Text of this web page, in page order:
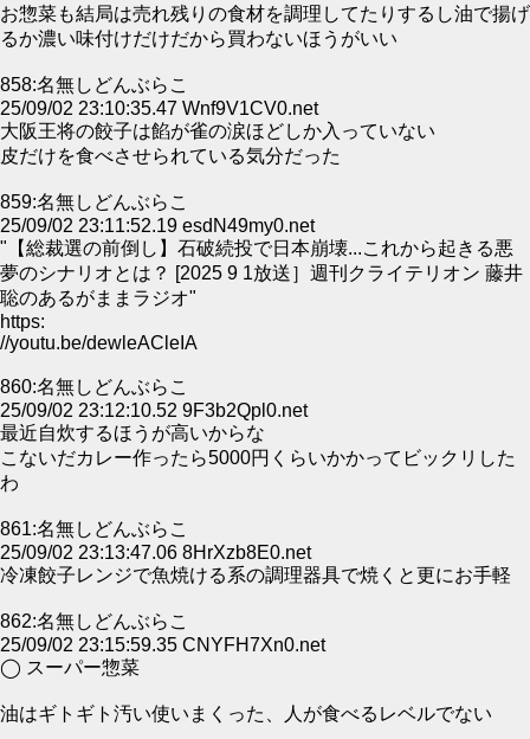
お惣菜も結局は売れ残りの食材を調理してたりするし油で揚げ
るか濃い味付けだけだから買わないほうがいい
858:名無しどんぶらこ
25/09/02 23:10:35.47 Wnf9V1CV0.net
大阪王将の餃子は餡が雀の涙ほどしか入っていない
皮だけを食べさせられている気分だった
859:名無しどんぶらこ
25/09/02 23:11:52.19 esdN49my0.net
"【総裁選の前倒し】石破続投で日本崩壊...これから起きる悪
夢のシナリオとは？ [2025 9 1放送］週刊クライテリオン 藤井
聡のあるがままラジオ"
https:
//youtu.be/dewleACleIA
860:名無しどんぶらこ
25/09/02 23:12:10.52 9F3b2Qpl0.net
最近自炊するほうが高いからな
こないだカレー作ったら5000円くらいかかってビックリした
わ
861:名無しどんぶらこ
25/09/02 23:13:47.06 8HrXzb8E0.net
冷凍餃子レンジで魚焼ける系の調理器具で焼くと更にお手軽
862:名無しどんぶらこ
25/09/02 23:15:59.35 CNYFH7Xn0.net
◯ スーパー惣菜
油はギトギト汚い使いまくった、人が食べるレベルでない